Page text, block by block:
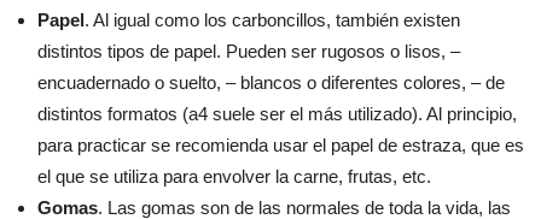
Papel. Al igual como los carboncillos, también existen
distintos tipos de papel. Pueden ser rugosos o lisos, –
encuadernado o suelto, – blancos o diferentes colores, – de
distintos formatos (a4 suele ser el más utilizado). Al principio,
para practicar se recomienda usar el papel de estraza, que es
el que se utiliza para envolver la carne, frutas, etc.
Gomas. Las gomas son de las normales de toda la vida, las